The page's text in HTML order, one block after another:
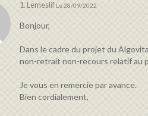
1. Lemeslif Le 28/09/2022
Bonjour,
Dans le cadre du projet du
non-retrait non-recours relatif au
Je vous en remercie par avance.
Bien cordialement,